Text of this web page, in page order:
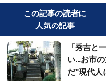
この記事の読者に
人気の記事
「秀吉と
い...お市
だ"現代人